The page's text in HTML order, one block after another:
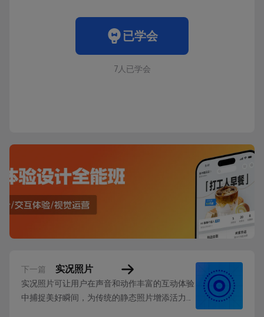
已学会
7人已学会
下一篇 实况照片
实况照片可让用户在声音和动作丰富的互动体验
中捕捉美好瞬间，为传统的静态照片增添活力